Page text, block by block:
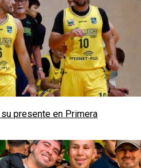
presente en Primera